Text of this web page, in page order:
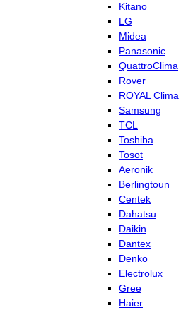
Kitano
LG
Midea
Panasonic
QuattroClima
Rover
ROYAL Clima
Samsung
TCL
Toshiba
Tosot
Aeronik
Berlingtoun
Centek
Dahatsu
Daikin
Dantex
Denko
Electrolux
Gree
Haier